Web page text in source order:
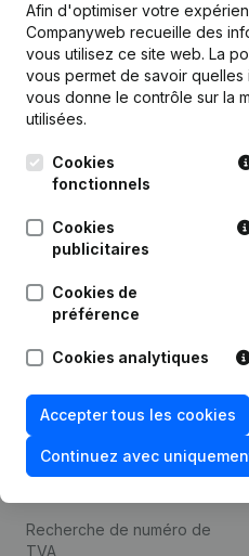
Afin d'optimiser votre
Companyweb recueille des
vous utilisez ce site web. La
vous permet de savoir
vous donne le contrôle sur la
utilisées.
Cookies
fonctionnels
Cookies
publicitaires
Cookies de
préférence
Cookies analytiques
Accepter tous les cookies
Continuez avec
Leuvensesteenweg
248D,
Thème
Compliance et prévention
de la fraude
Consulter des comptes
Recherche de numéro de
TVA